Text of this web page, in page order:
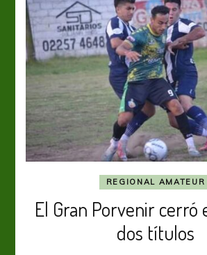
REGIONAL AMATEUR
El Gran Porvenir cerró
dos títulos